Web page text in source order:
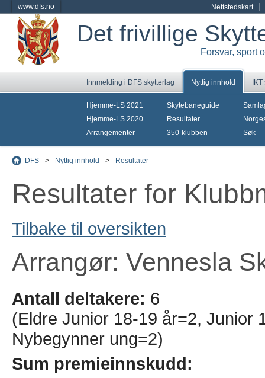
www.dfs.no Nettstedskart
Det frivillige
Forsvar, sport
Innmelding i DFS skytterlag Nyttig innhold
Hjemme-LS 2021
Hjemme-LS 2020
Arrangementer
Skytebaneguide
Resultater
350-klubben
Søk
DFS > Nyttig innhold > Resultater
Resultater for
Tilbake til oversikten
Arrangør: Vennesla
Antall deltakere: 6
(Eldre Junior 18-19 år=2, Junior
Nybegynner ung=2)
Sum premieinnskudd: